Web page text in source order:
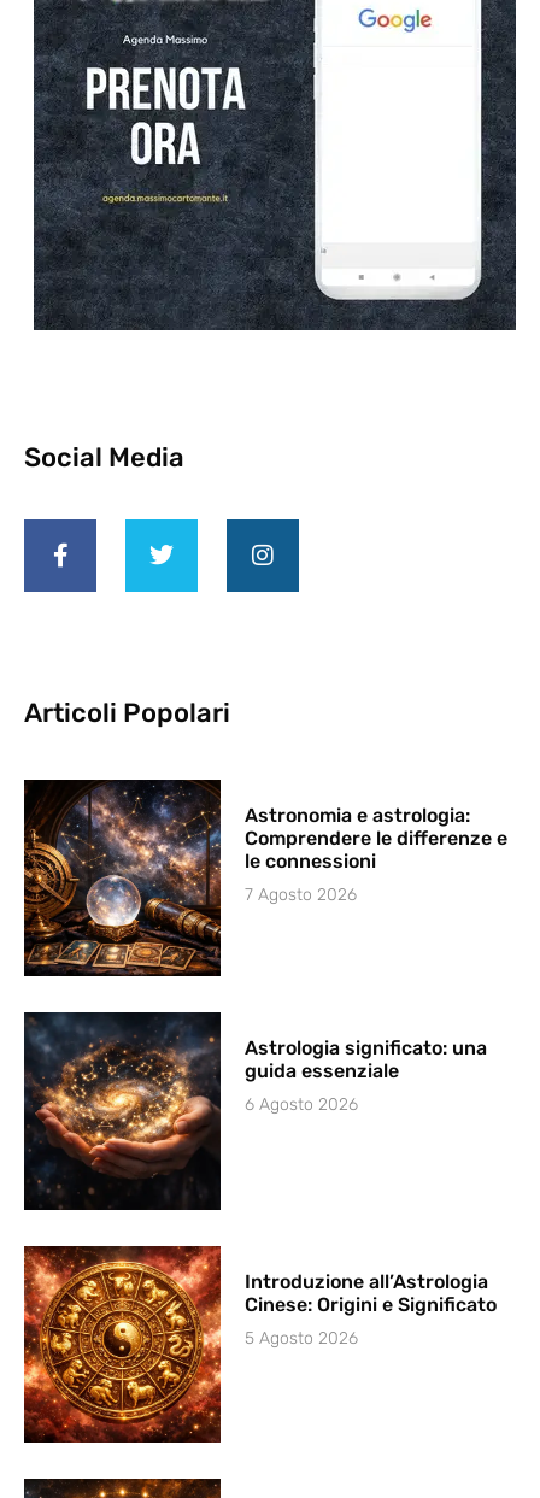
Social Media
Articoli Popolari
Astronomia e astrologia:
Comprendere le differenze e
le connessioni
7 Agosto 2026
Astrologia significato: una
guida essenziale
6 Agosto 2026
Introduzione all’Astrologia
Cinese: Origini e Significato
5 Agosto 2026